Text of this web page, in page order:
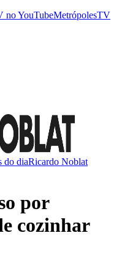
noYouTubeMetrópolesTV
do diaRicardo Noblat
por
cozinhar